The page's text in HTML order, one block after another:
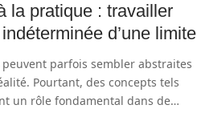
la pratique : travailler
d’une limite
parfois sembler abstraites
Pourtant, des concepts tels
un rôle fondamental dans de…